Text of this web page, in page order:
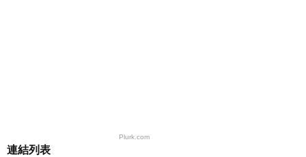
Plurk.com
連結列表